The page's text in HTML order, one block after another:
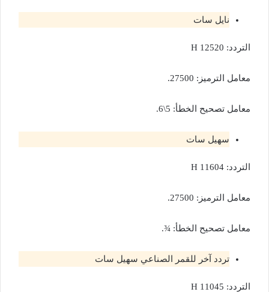
نايل سات
التردد: 12520 H
معامل الترميز: 27500.
معامل تصحيح الخطأ: 5\6.
سهيل سات
التردد: 11604 H
معامل الترميز: 27500.
معامل تصحيح الخطأ: ¾.
تردد آخر للقمر الصناعي سهيل سات
التردد: 11045 H